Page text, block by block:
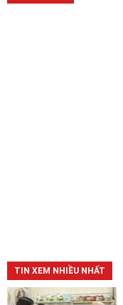
TIN XEM NHIỀU NHẤT